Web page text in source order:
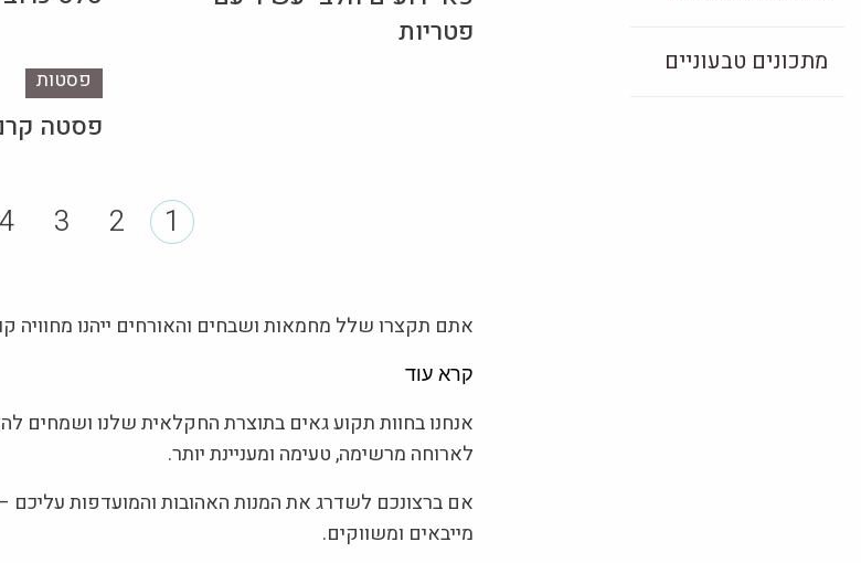
מתכונים טבעוניים
פטריות
פסטות
פסטה
1
2
3
4
אתם תקצרו שלל מחמאות ושבחים והאורחים ייהנו מחוויה
קרא עוד
אנחנו בחוות תקוע גאים בתוצרת החקלאית שלנו ושמחים
לארוחה מרשימה, טעימה ומעניינת יותר.
אם ברצונכם לשדרג את המנות האהובות והמועדפות
מייבאים ומשווקים.